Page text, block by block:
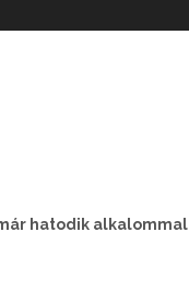
hatodik alkalommal